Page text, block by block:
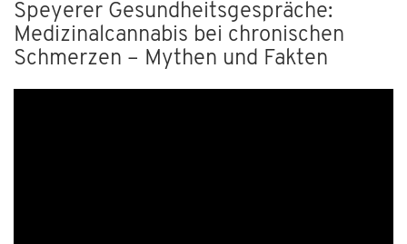
Speyerer Gesundheitsgespräche:
Medizinalcannabis bei chronischen
Schmerzen – Mythen und Fakten